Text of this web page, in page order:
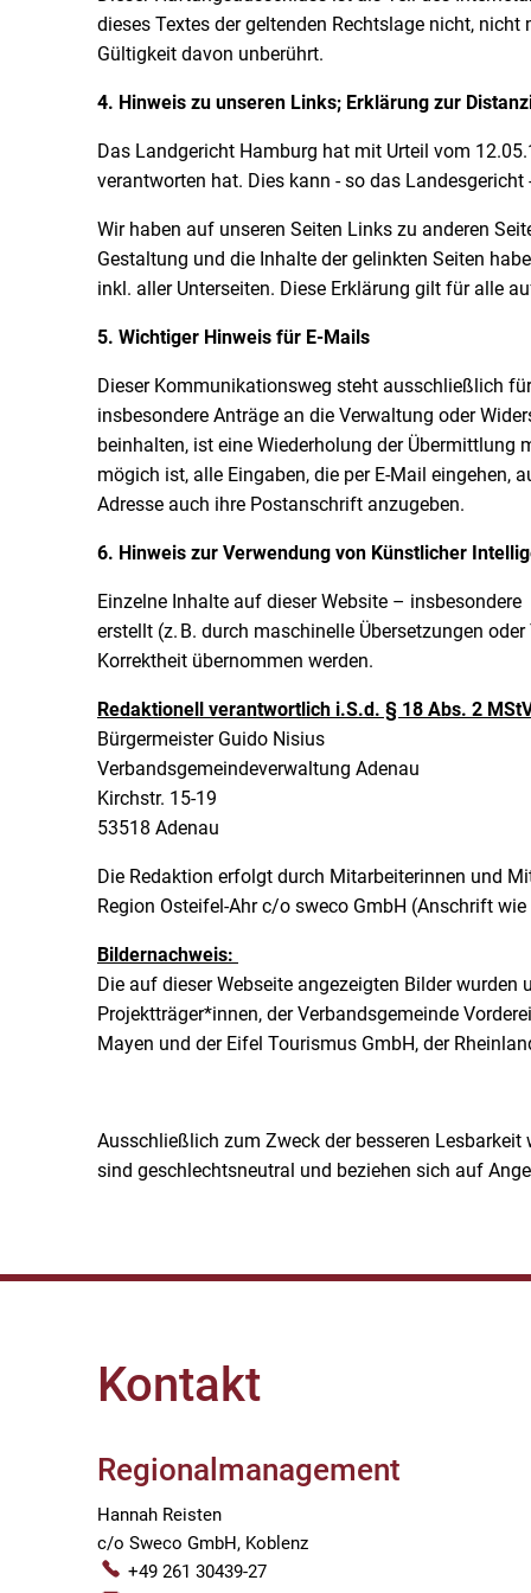
dieses Textes der geltenden Rechtslage nicht,
Gültigkeit davon unberührt.
4. Hinweis zu unseren Links; Erklärung zur
Das Landgericht Hamburg hat mit Urteil vom
verantworten hat. Dies kann - so das
Wir haben auf unseren Seiten Links zu anderen
Gestaltung und die Inhalte der gelinkten Seiten
inkl. aller Unterseiten. Diese Erklärung gilt für alle
5. Wichtiger Hinweis für E-Mails
Dieser Kommunikationsweg steht ausschließlich
insbesondere Anträge an die Verwaltung oder
beinhalten, ist eine Wiederholung der
mögich ist, alle Eingaben, die per E-Mail eingehen,
Adresse auch ihre Postanschrift anzugeben.
6. Hinweis zur Verwendung von Künstlicher
Einzelne Inhalte auf dieser Website –
erstellt (z. B. durch maschinelle Übersetzungen
Korrektheit übernommen werden.
Redaktionell verantwortlich i.S.d. § 18 Abs. 2
Bürgermeister Guido Nisius
Verbandsgemeindeverwaltung Adenau
Kirchstr. 15-19
53518 Adenau
Die Redaktion erfolgt durch Mitarbeiterinnen und
Region Osteifel-Ahr c/o sweco GmbH (Anschrift
Bildernachweis:
Die auf dieser Webseite angezeigten Bilder
Projektträger*innen, der Verbandsgemeinde
Mayen und der Eifel Tourismus GmbH, der
Ausschließlich zum Zweck der besseren
sind geschlechtsneutral und beziehen sich auf
Kontakt
Regionalmanagement
Hannah Reisten
c/o Sweco GmbH, Koblenz
+49 261 30439-27